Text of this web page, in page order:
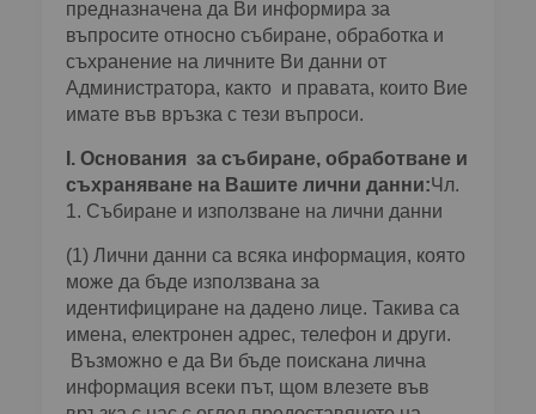
предназначена да Ви информира за
въпросите относно събиране, обработка и
съхранение на личните Ви данни от
Администратора, както и правата, които Вие
имате във връзка с тези въпроси.
. Основания за събиране, обработване и
съхраняване на Вашите лични данни:Чл.
1. Събиране и използване на лични данни
(1) Лични данни са всяка информация, която
може да бъде използвана за
идентифициране на дадено лице. Такива са
имена, електронен адрес, телефон и други.
Възможно е да Ви бъде поискана лична
информация всеки път, щом влезете във